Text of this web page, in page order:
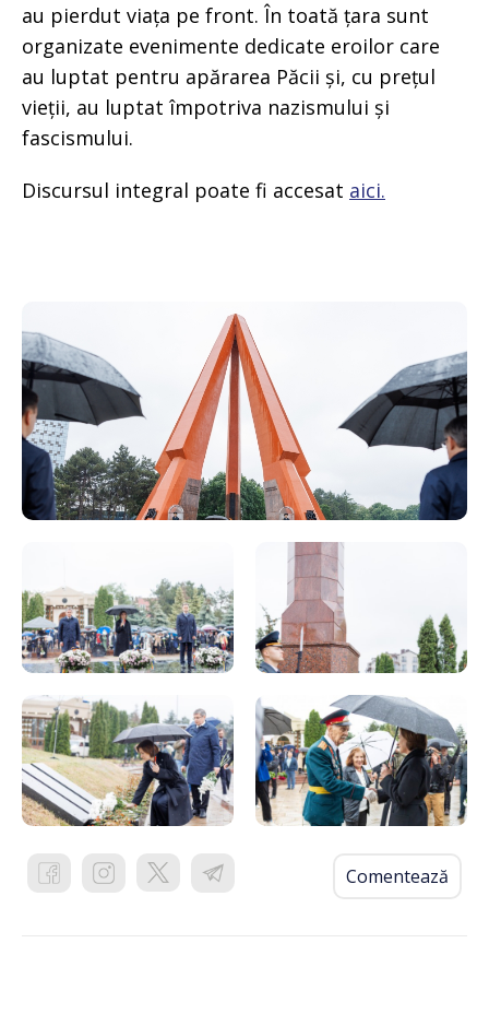
au pierdut viața pe front. În toată țara sunt
organizate evenimente dedicate eroilor care
au luptat pentru apărarea Păcii și, cu prețul
vieții, au luptat împotriva nazismului și
fascismului.
Discursul integral poate fi accesat aici.
Comentează